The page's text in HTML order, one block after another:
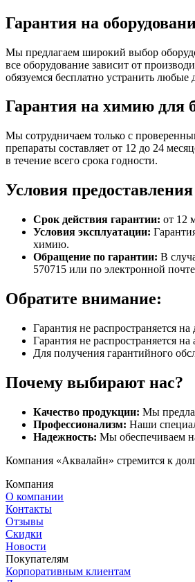
Гарантия на
Мы предлагаем широкий выбор
все оборудование зависит от
обязуемся бесплатно устранить
Гарантия на химию для
Мы сотрудничаем только с
препараты составляет от 12 до 24
в течение всего срока годности.
Условия
Срок действия гарантии: от 12
Условия эксплуатации:
химию.
Обращение по гарантии: В
570715 или по электронной
Обратите внимание:
Гарантия не распространяется
Гарантия не распространяется
Для получения гарантийного
Почему выбирают нас?
Качество продукции: Мы
Профессионализм: Наши
Надежность: Мы обеспечиваем
Компания «Аквалайн» стремится к
Компания
О компании
Контакты
Отзывы
Скидки
Новости
Покупателям
Корпоративным клиентам